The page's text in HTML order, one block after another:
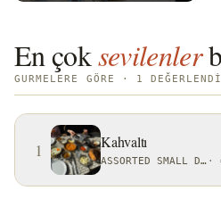
En çoksevilenler
GURMELERE GÖRE · 1
1 Kahvaltı
ASSORTED SMALL ·